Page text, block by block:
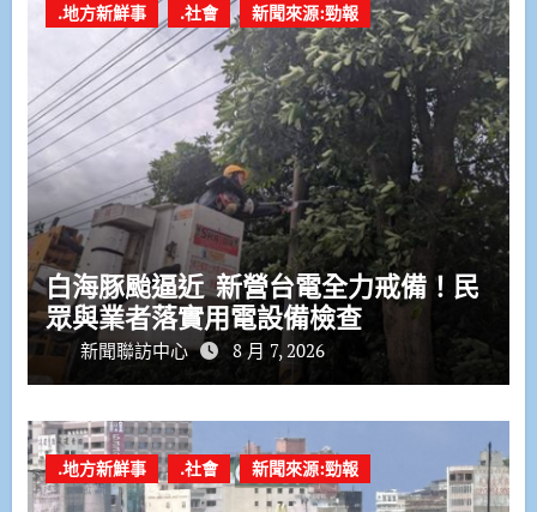
.地方新鮮事 .社會 新聞來源:勁報
白海豚颱逼近 新營台電全力戒備！民
眾與業者落實用電設備檢查
新聞聯訪中心 8 月 7, 2026
.地方新鮮事 .社會 新聞來源:勁報